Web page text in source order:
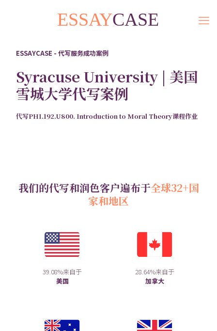
ESSAYCASE - 代写服务成功案例
Syracuse University | 美国
雪城大学代写案例
代写PHI.192.U800. Introduction to Moral Theory课程作业
我们的代写和润色客户遍布于全球32+国
家和地区
美国
39.08%来自于
加拿大
28.64%来自于